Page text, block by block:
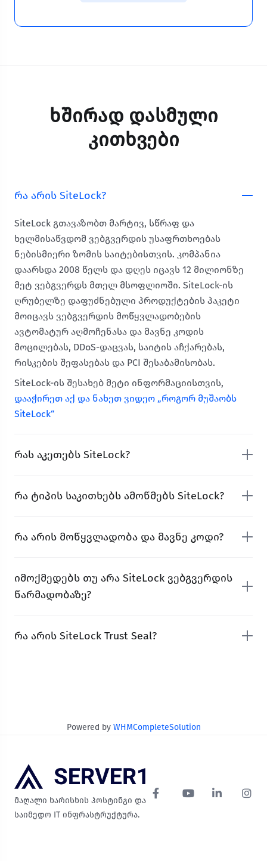
Ხშირად Დასმული
Კითხვები
რა არის SiteLock?
SiteLock გთავაზობთ მარტივ, სწრაფ და
ხელმისაწვდომ ვებგვერდის უსაფრთხოებას
ნებისმიერი ზომის საიტებისთვის. კომპანია
დაარსდა 2008 წელს და დღეს იცავს 12 მილიონზე
მეტ ვებგვერდს მთელ მსოფლიოში. SiteLock-ის
ღრუბელზე დაფუძნებული პროდუქტების პაკეტი
მოიცავს ვებგვერდის მოწყვლადობების
ავტომატურ აღმოჩენასა და მავნე კოდის
მოცილებას, DDoS-დაცვას, საიტის აჩქარებას,
რისკების შეფასებას და PCI შესაბამისობას.
SiteLock-ის შესახებ მეტი ინფორმაციისთვის,
დააჭირეთ აქ და ნახეთ ვიდეო „როგორ მუშაობს
SiteLock“
რას აკეთებს SiteLock?
რა ტიპის საკითხებს ამოწმებს SiteLock?
რა არის მოწყვლადობა და მავნე კოდი?
იმოქმედებს თუ არა SiteLock ვებგვერდის
წარმადობაზე?
რა არის SiteLock Trust Seal?
Powered by WHMCompleteSolution
მაღალი ხარისხის ჰოსტინგი და
საიმედო IT ინფრასტრუქტურა.